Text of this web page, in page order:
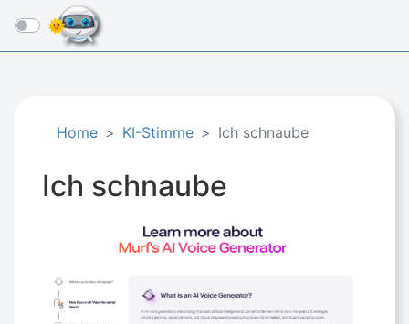
☰
Home KI-Stimme Ich schnaube
Ich schnaube